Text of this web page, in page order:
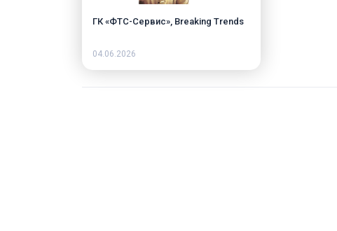
ГК «ФТС-Сервис», Breaking Trends
04.06.2026